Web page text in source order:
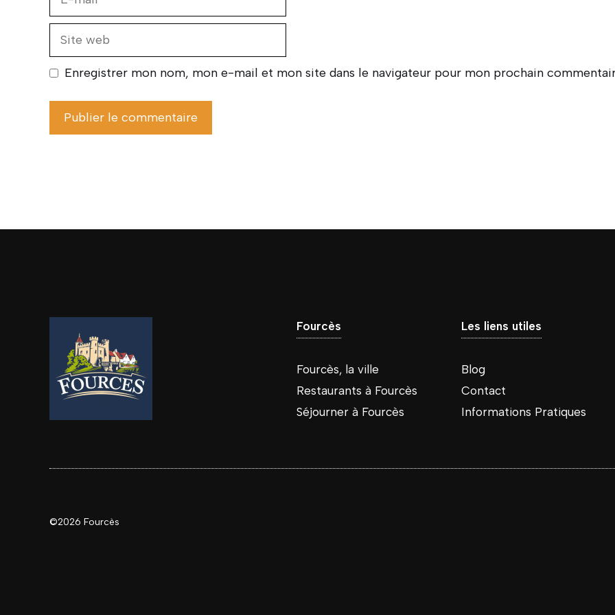
Enregistrer mon nom, mon e-mail et mon site dans le navigateur pour mon prochain
Fourcès
Fourcès, la ville
Restaurants à Fourcès
Séjourner à Fourcès
Les liens utiles
Blog
Contact
Informations Pratiques
©2026 Fourcès